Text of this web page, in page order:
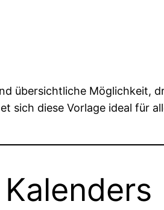
übersichtliche Möglichkeit,
sich diese Vorlage ideal für